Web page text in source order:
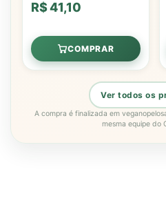
R$ 41,10
COMPRAR
Ver todos os
A compra é finalizada em
mesma equipe do